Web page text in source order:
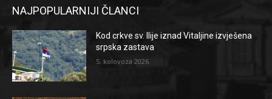
NAJPOPULARNIJI ČLANCI
Kod crkve sv. Ilije iznad Vitaljine izvješena
srpska zastava
5. kolovoza 2026.